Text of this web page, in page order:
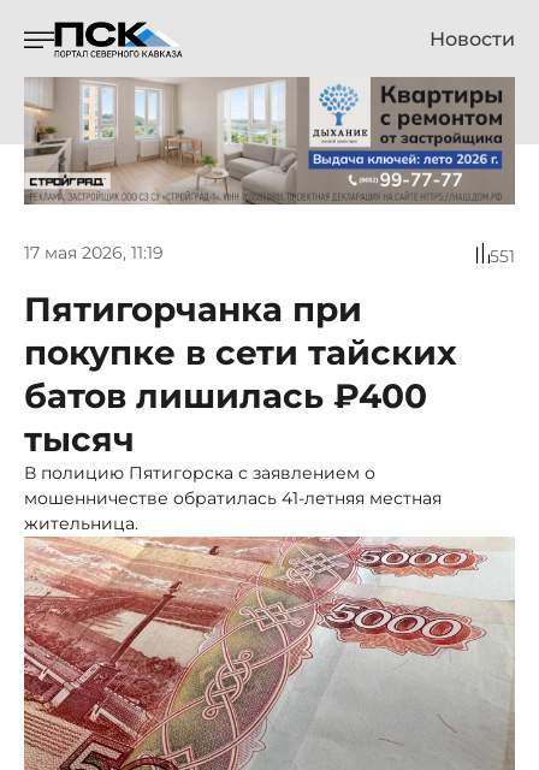
Новости
17 мая 2026, 11:19 551
Пятигорчанка при
покупке в сети тайских
батов лишилась ₽400
тысяч
В полицию Пятигорска с заявлением о
мошенничестве обратилась 41-летняя местная
жительница.